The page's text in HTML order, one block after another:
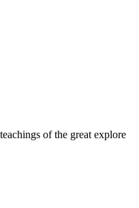
of the great explore